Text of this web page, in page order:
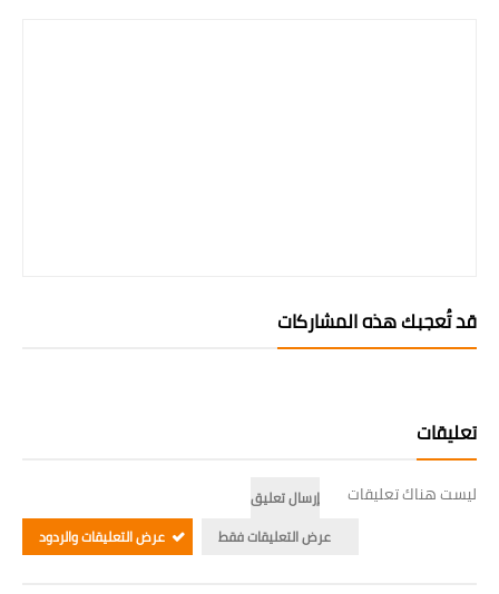
قد تُعجبك هذه المشاركات
تعليقات
ليست هناك تعليقات
إرسال تعليق
عرض التعليقات فقط
عرض التعليقات والردود